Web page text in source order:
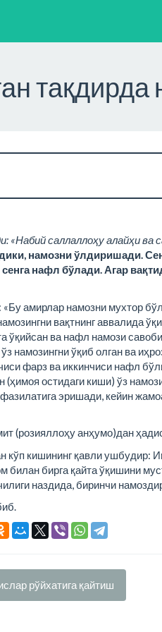
тақдирда
«Набий саллаллоҳу алайҳи ва
намозни ўлдиришади.
нафл бўлади. Агар
амирлар намозни мухтор
вақтнинг аввалида
ўқийсан ва нафл намози
намозингни ўқиб олган ва
фарз ва иккинчиси нафл
остидаги киши) ўз
эришади, кейин
анҳумо)дан
кишининг қавли ушбудир:
билан бирга қайта ўқишини
наздида, биринчи
рўйхатига қайтиш